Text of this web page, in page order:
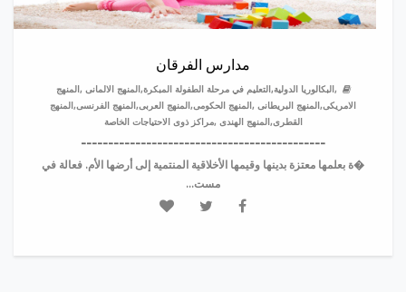
مدارس الفرقان
,البكالوريا الدولية,التعليم في مرحلة الطفولة المبكرة,المنهج الالمانى ,المنهج
الامريكى,المنهج البريطانى ,المنهج الحكومى,المنهج العربى,المنهج الفرنسى,المنهج
القطرى,المنهج الهندى ,مراكز ذوى الاحتياجات الخاصة
---------------------------------------------
�ة بعلمها معتزة بدينها وقيمها الأخلاقية المنتمية إلى أرضها الأم. فعالة في
مست...